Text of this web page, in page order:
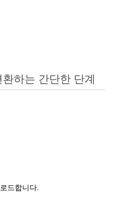
하는 간단한 단계
드합니다.